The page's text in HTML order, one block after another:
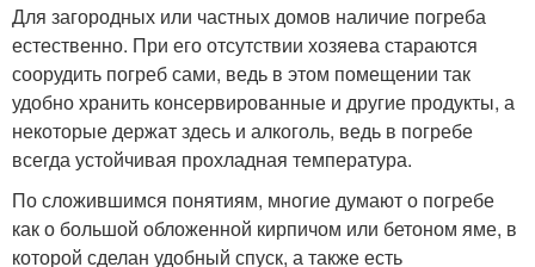
Для загородных или частных домов наличие погреба
естественно. При его отсутствии хозяева стараются
соорудить погреб сами, ведь в этом помещении так
удобно хранить консервированные и другие продукты, а
некоторые держат здесь и алкоголь, ведь в погребе
всегда устойчивая прохладная температура.
По сложившимся понятиям, многие думают о погребе
как о большой обложенной кирпичом или бетоном яме, в
которой сделан удобный спуск, а также есть